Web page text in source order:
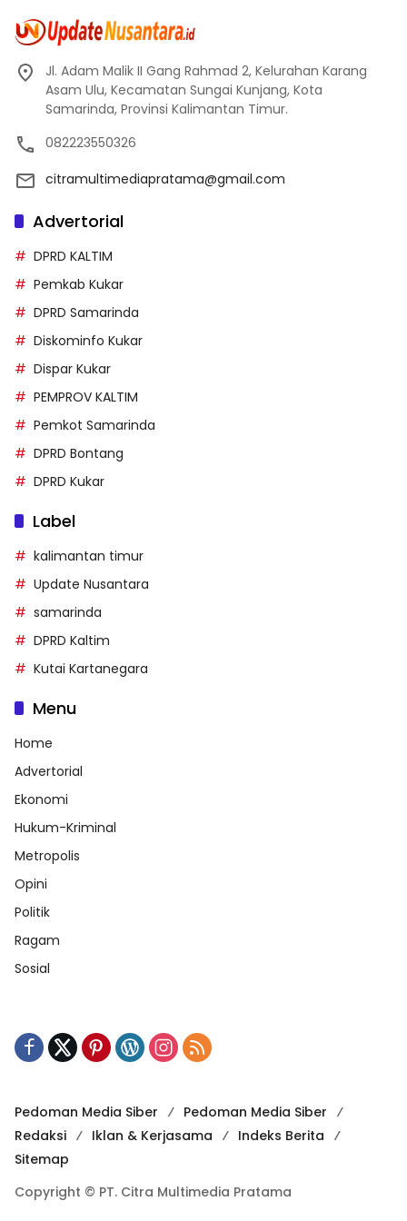
Jl. Adam Malik II Gang Rahmad 2, Kelurahan Karang
Asam Ulu, Kecamatan Sungai Kunjang, Kota
Samarinda, Provinsi Kalimantan Timur.
082223550326
citramultimediapratama@gmail.com
Advertorial
DPRD KALTIM
Pemkab Kukar
DPRD Samarinda
Diskominfo Kukar
Dispar Kukar
PEMPROV KALTIM
Pemkot Samarinda
DPRD Bontang
DPRD Kukar
Label
kalimantan timur
Update Nusantara
samarinda
DPRD Kaltim
Kutai Kartanegara
Menu
Home
Advertorial
Ekonomi
Hukum-Kriminal
Metropolis
Opini
Politik
Ragam
Sosial
Pedoman Media Siber
Pedoman Media Siber
Redaksi
Iklan & Kerjasama
Indeks Berita
Sitemap
Copyright © PT. Citra Multimedia Pratama